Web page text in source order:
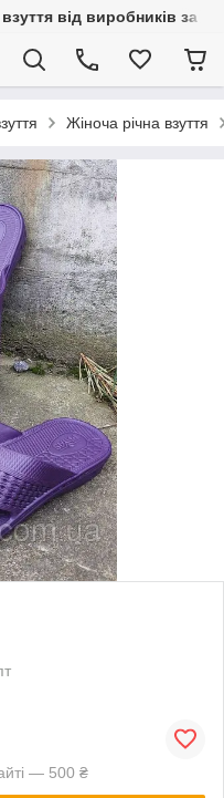
від виробників за
Жіноча річна взуття
— 500 ₴